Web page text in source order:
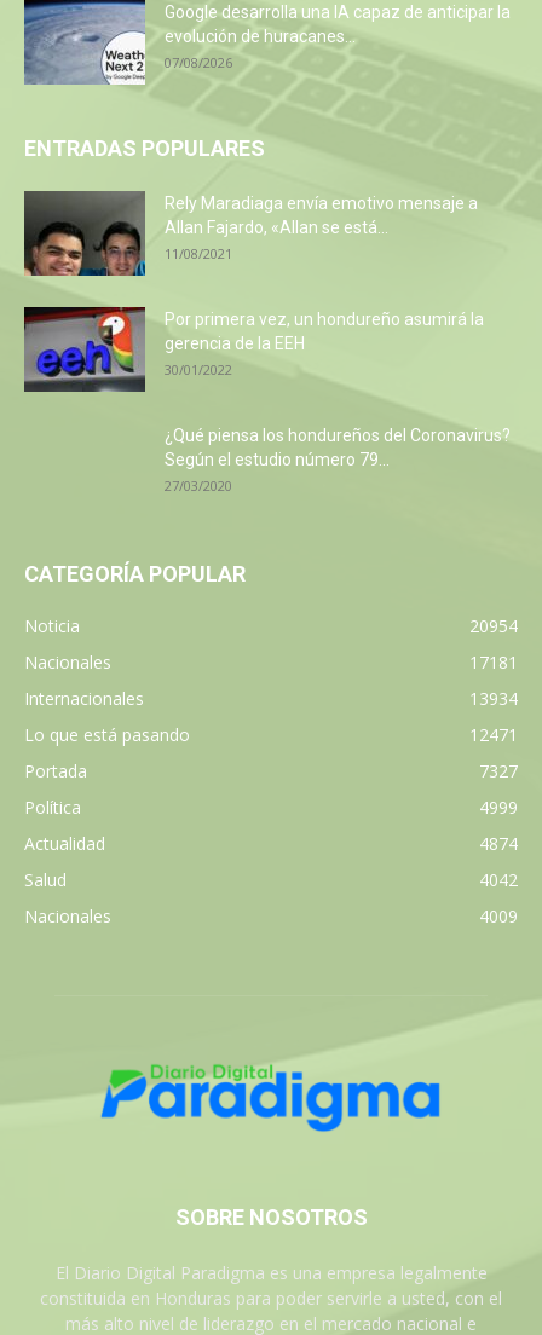
Google desarrolla una IA capaz de anticipar la
evolución de huracanes...
07/08/2026
ENTRADAS POPULARES
Rely Maradiaga envía emotivo mensaje a
Allan Fajardo, «Allan se está...
11/08/2021
Por primera vez, un hondureño asumirá la
gerencia de la EEH
30/01/2022
¿Qué piensa los hondureños del Coronavirus?
Según el estudio número 79...
27/03/2020
CATEGORÍA POPULAR
Noticia
20954
Nacionales
17181
Internacionales
13934
Lo que está pasando
12471
Portada
7327
Política
4999
Actualidad
4874
Salud
4042
Nacionales
4009
SOBRE NOSOTROS
El Diario Digital Paradigma es una empresa legalmente
constituida en Honduras para poder servirle a usted, con el
más alto nivel de liderazgo en el mercado nacional e